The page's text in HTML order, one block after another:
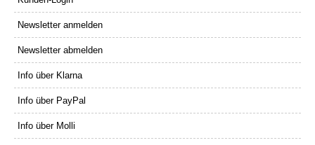
Newsletter anmelden
Newsletter abmelden
Info über Klarna
Info über PayPal
Info über Molli